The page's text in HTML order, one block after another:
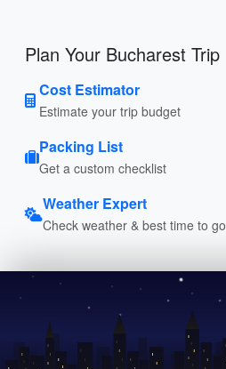
Plan Your Bucharest Trip
Cost Estimator
Estimate your trip budget
Packing List
Get a custom checklist
Weather Expert
Check weather & best time to go